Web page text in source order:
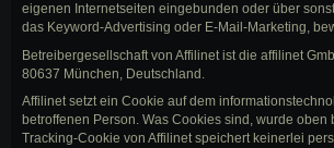
eigenen Internetseiten eingebunden oder über
das Keyword-Advertising oder E-Mail-Marketing,
Betreibergesellschaft von Affilinet ist die affilinet
80637 München, Deutschland.
Affilinet setzt ein Cookie auf dem
betroffenen Person. Was Cookies sind, wurde oben
Tracking-Cookie von Affilinet speichert keinerlei